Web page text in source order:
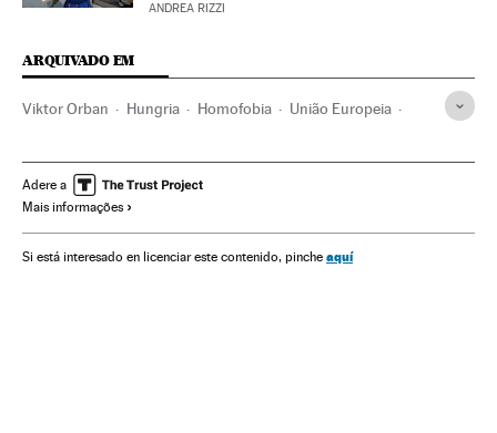
ANDREA RIZZI
ARQUIVADO EM
Viktor Orban Hungria Homofobia União Europeia
Bruxelas Parlamento Parlamento Europeu
Adere a
Mais informações
Si está interesado en licenciar este contenido, pinche aquí